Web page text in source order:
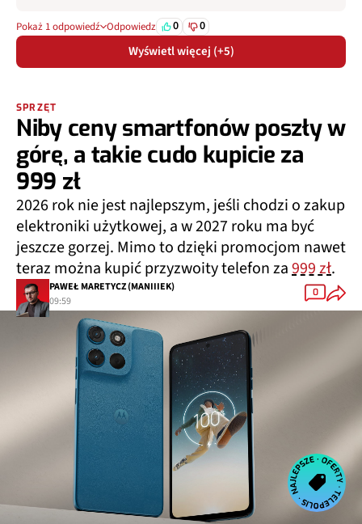
Pokaż 1 odpowiedź Odpowiedz 0 0
Wyświetl więcej (+5)
SPRZĘT
Niby ceny smartfonów poszły w
górę, a takie cudo kupicie za
999 zł
2026 rok nie jest najlepszym, jeśli chodzi o zakup
elektroniki użytkowej, a w 2027 roku ma być
jeszcze gorzej. Mimo to dzięki promocjom nawet
teraz można kupić przyzwoity telefon za999 zł.
PAWEŁ MARETYCZ (MANIIIEK)
09:59
0